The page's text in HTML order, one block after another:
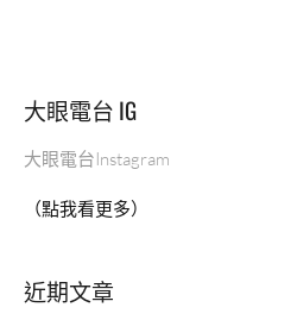
大眼電台 IG
大眼電台Instagram
（點我看更多）
近期文章